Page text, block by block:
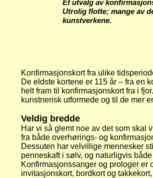
Et utvalg av
Utrolig flotte; mange av
kunstverkene.
Konfirmasjonskort fra ulike
De eldste kortene er 115 år – fra en
helt fram til konfirmasjonskort fra i
kunstnerisk utformede og til de mer
Veldig bredde
Har vi så glemt noe av det som skal
fra både overhørings- og
Dessuten har velvillige mennesker
penneskaft i sølv, og naturligvis
Konfirmasjonssanger og prologer er
invitasjonskort, bordkort og